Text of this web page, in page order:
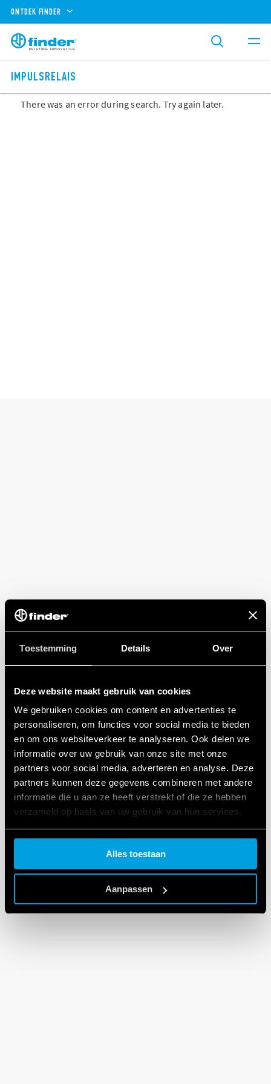
Toestemming Details Over
Deze website maakt gebruik van cookies
We gebruiken cookies om content en advertenties te
personaliseren, om functies voor social media te bieden
en om ons websiteverkeer te analyseren. Ook delen we
informatie over uw gebruik van onze site met onze
partners voor social media, adverteren en analyse. Deze
partners kunnen deze gegevens combineren met andere
informatie die u aan ze heeft verstrekt of die ze hebben
verzameld op basis van uw gebruik van hun services.
Cookie policy.
Alles toestaan
Aanpassen
ONTDEK FINDER
IMPULSRELAIS
There was an error during search. Try again later.